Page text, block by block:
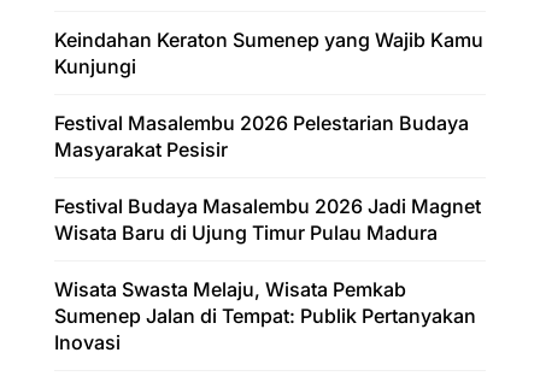
Keindahan Keraton Sumenep yang Wajib Kamu
Kunjungi
Festival Masalembu 2026 Pelestarian Budaya
Masyarakat Pesisir
Festival Budaya Masalembu 2026 Jadi Magnet
Wisata Baru di Ujung Timur Pulau Madura
Wisata Swasta Melaju, Wisata Pemkab
Sumenep Jalan di Tempat: Publik Pertanyakan
Inovasi